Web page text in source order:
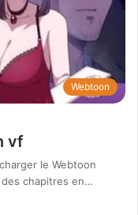
Webtoon
vf
le Webtoon
chapitres en…